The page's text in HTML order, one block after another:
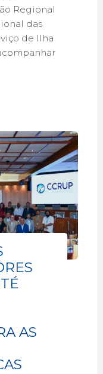
Regional
das
de Ilha
AS